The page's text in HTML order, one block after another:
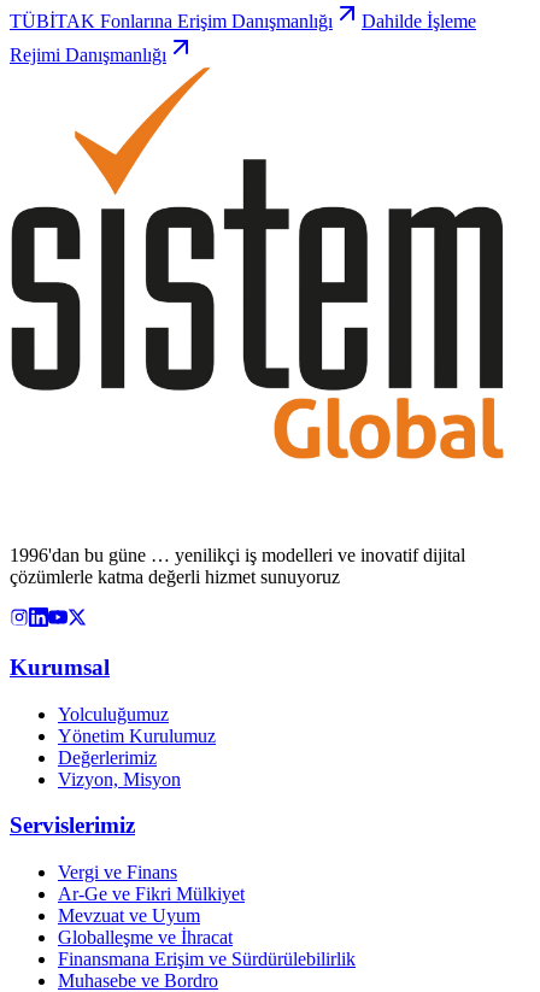
TÜBİTAK Fonlarına Erişim Danışmanlığı
Dahilde İşleme
Rejimi Danışmanlığı
1996'dan bu güne … yenilikçi iş modelleri ve inovatif dijital
çözümlerle katma değerli hizmet sunuyoruz
Kurumsal
Yolculuğumuz
Yönetim Kurulumuz
Değerlerimiz
Vizyon, Misyon
Servislerimiz
Vergi ve Finans
Ar-Ge ve Fikri Mülkiyet
Mevzuat ve Uyum
Globalleşme ve İhracat
Finansmana Erişim ve Sürdürülebilirlik
Muhasebe ve Bordro